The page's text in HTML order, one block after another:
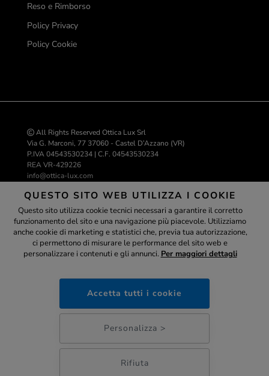
Reso e Rimborso
Policy Privacy
Policy Cookie
All Rights Reserved Ottica Lux Srl
Via G. Marconi, 77 37060 - Castel D’Azzano (VR)
P.IVA 04543530234 | C.F. 04543530234
REA VR-429226
info@ottica-lux.com
Realizzazione e-commerce Colombo 3000
Assistente
ottica-lux.it
QUESTO SITO WEB UTILIZZA I COOKIE
Questo sito utilizza cookie tecnici necessari a garantire il corretto
funzionamento del sito e una navigazione più piacevole. Utilizziamo
anche cookie di marketing e statistici che, previa tua autorizzazione,
ci permettono di misurare le performance del sito web e
personalizzare i contenuti e gli annunci. Per maggiori dettagli
Accetta tutti i cookie
Rifiuta
Personalizza >